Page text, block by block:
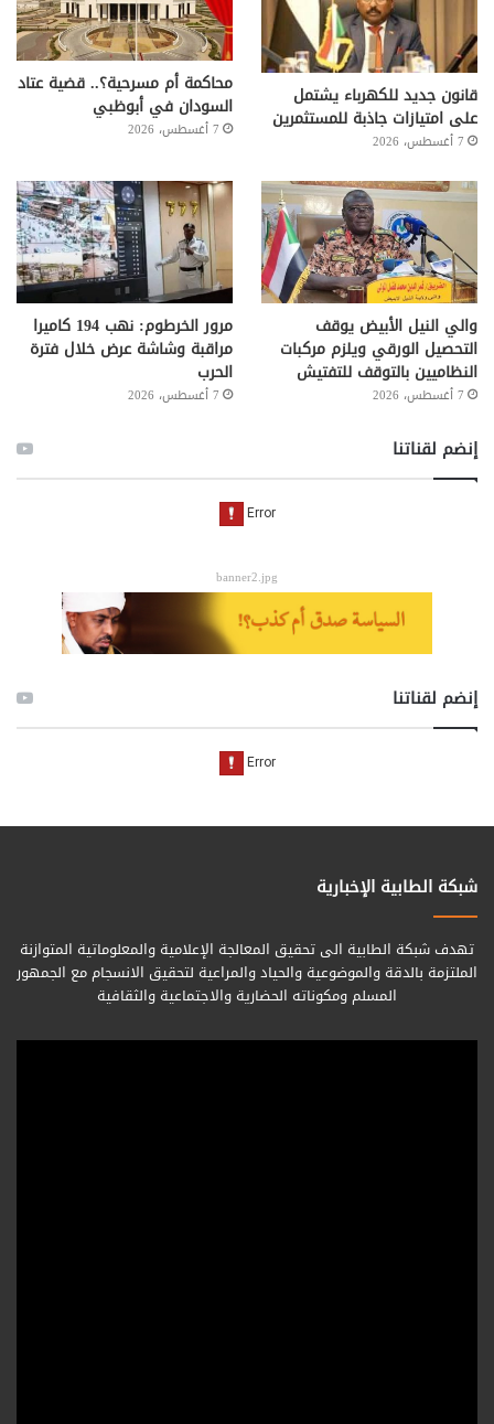
قانون جديد للكهرباء يشتمل
على امتيازات جاذبة للمستثمرين
7 أغسطس، 2026
محاكمة أم مسرحية؟.. قضية عتاد
السودان في أبوظبي
7 أغسطس، 2026
والي النيل الأبيض يوقف
التحصيل الورقي ويلزم مركبات
النظاميين بالتوقف للتفتيش
7 أغسطس، 2026
مرور الخرطوم: نهب 194 كاميرا
مراقبة وشاشة عرض خلال فترة
الحرب
7 أغسطس، 2026
إنضم لقناتنا
banner2.jpg
إنضم لقناتنا
شبكة الطابية الإخبارية
تهدف شبكة الطابية الى تحقيق المعالجة الإعلامية والمعلوماتية المتوازنة
الملتزمة بالدقة والموضوعية والحياد والمراعية لتحقيق الانسجام مع الجمهور
المسلم ومكوناته الحضارية والاجتماعية والثقافية